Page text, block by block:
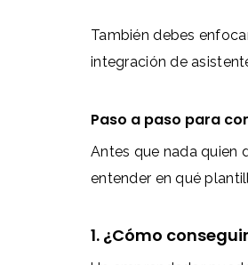
También debes
integración de
Paso a paso para
Antes que nada quien
entender en qué
1. ¿Cómo